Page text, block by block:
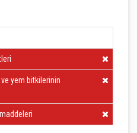
yem bitkilerinin